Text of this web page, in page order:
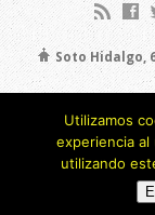
Soto Hidalgo,
Utilizamos
experiencia
utilizando